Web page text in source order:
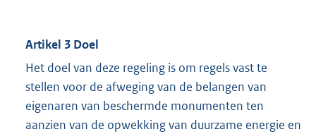
Artikel 3 Doel
Het doel van deze regeling is om regels vast te
stellen voor de afweging van de belangen van
eigenaren van beschermde monumenten ten
aanzien van de opwekking van duurzame energie en